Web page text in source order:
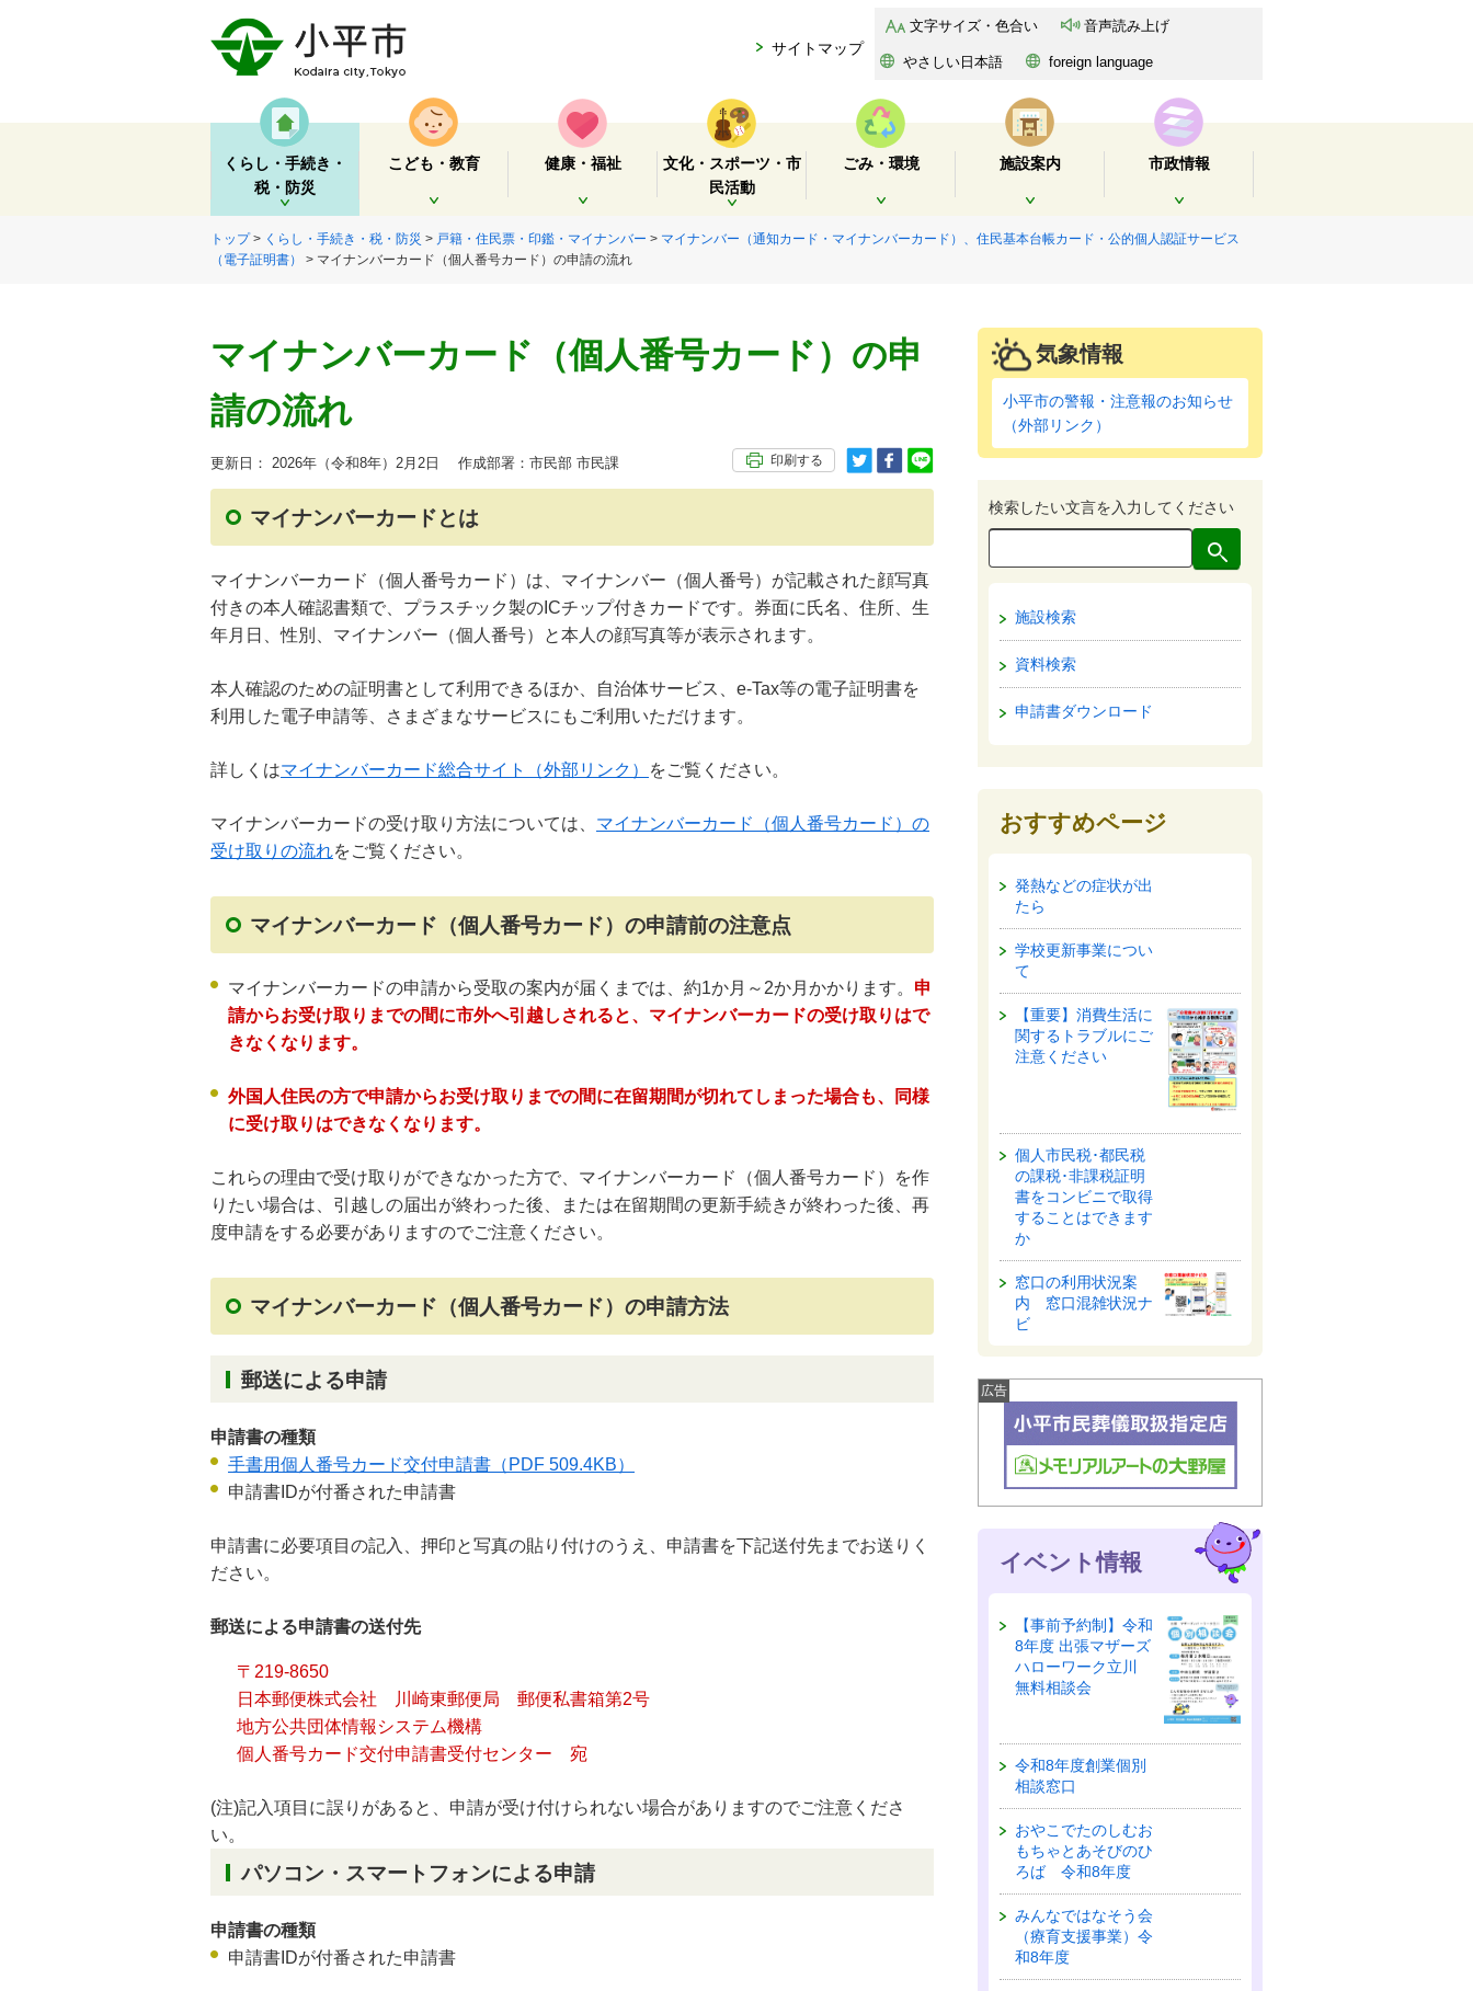
サイトマップ
文字サイズ・色合い 音声読み上げ
やさしい日本語 foreign language
くらし・手続き・
税・防災
開く
こども・教育
開く
健康・福祉
開く
文化・スポーツ・市
民活動
開く
ごみ・環境
開く
施設案内
開く
市政情報
開く
トップ> くらし・手続き・税・防災 > 戸籍・住民票・印鑑・マイナンバー > マイナンバー（通知カード・マイナンバーカード）、住民基本台帳カード・公的個人認証サービス
（電子証明書）
> マイナンバーカード（個人番号カード）の申請の流れ
マイナンバーカード（個人番号カード）の申
請の流れ
更新日： 2026年（令和8年）2月2日 作成部署：市民部 市民課 印刷する
マイナンバーカードとは
マイナンバーカード（個人番号カード）は、マイナンバー（個人番号）が記載された顔写真
付きの本人確認書類で、プラスチック製のICチップ付きカードです。券面に氏名、住所、生
年月日、性別、マイナンバー（個人番号）と本人の顔写真等が表示されます。
本人確認のための証明書として利用できるほか、自治体サービス、e-Tax等の電子証明書を
利用した電子申請等、さまざまなサービスにもご利用いただけます。
詳しくはマイナンバーカード総合サイト（外部リンク） をご覧ください。
マイナンバーカードの受け取り方法については、 マイナンバーカード（個人番号カード）の
受け取りの流れをご覧ください。
マイナンバーカード（個人番号カード）の申請前の注意点
マイナンバーカードの申請から受取の案内が届くまでは、約1か月～2か月かかります。 申
請からお受け取りまでの間に市外へ引越しされると、マイナンバーカードの受け取りはで
きなくなります。
外国人住民の方で申請からお受け取りまでの間に在留期間が切れてしまった場合も、同様
に受け取りはできなくなります。
これらの理由で受け取りができなかった方で、マイナンバーカード（個人番号カード）を作
りたい場合は、引越しの届出が終わった後、または在留期間の更新手続きが終わった後、再
度申請をする必要がありますのでご注意ください。
マイナンバーカード（個人番号カード）の申請方法
郵送による申請
申請書の種類
手書用個人番号カード交付申請書 （PDF 509.4KB）
申請書IDが付番された申請書
申請書に必要項目の記入、押印と写真の貼り付けのうえ、申請書を下記送付先までお送りく
ださい。
郵送による申請書の送付先
〒219-8650
日本郵便株式会社 川崎東郵便局 郵便私書箱第2号
地方公共団体情報システム機構
個人番号カード交付申請書受付センター 宛
(注)記入項目に誤りがあると、申請が受け付けられない場合がありますのでご注意くださ
い。
パソコン・スマートフォンによる申請
申請書の種類
申請書IDが付番された申請書
気象情報
小平市の警報・注意報のお知らせ
（外部リンク）
検索したい文言を入力してください
施設検索
資料検索
申請書ダウンロード
おすすめページ
発熱などの症状が出
たら
学校更新事業につい
て
【重要】消費生活に
関するトラブルにご
注意ください
個人市民税･都民税
の課税･非課税証明
書をコンビニで取得
することはできます
か
窓口の利用状況案
内 窓口混雑状況ナ
ビ
広告
イベント情報
【事前予約制】令和
8年度 出張マザーズ
ハローワーク立川
無料相談会
令和8年度創業個別
相談窓口
おやこでたのしむお
もちゃとあそびのひ
ろば 令和8年度
みんなではなそう会
（療育支援事業）令
和8年度